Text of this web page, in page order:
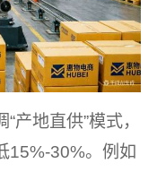
产地直供”模式，
15%-30%。例如